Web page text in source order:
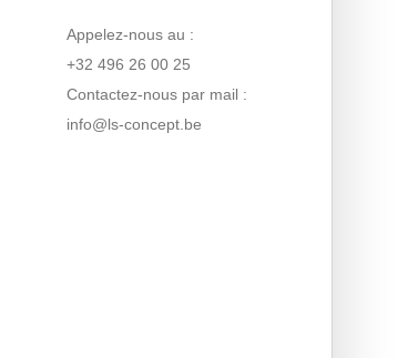
Appelez-nous au :
+32 496 26 00 25
Contactez-nous par mail :
info@ls-concept.be